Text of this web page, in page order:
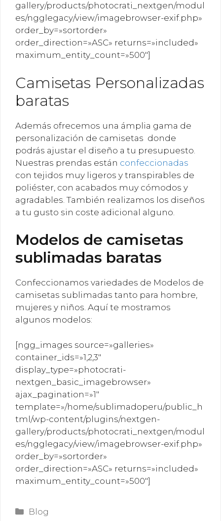
gallery/products/photocrati_nextgen/modul
es/ngglegacy/view/imagebrowser-exif.php»
order_by=»sortorder»
order_direction=»ASC» returns=»included»
maximum_entity_count=»500″]
Camisetas Personalizadas
baratas
Además ofrecemos una ámplia gama de
personalización de camisetas donde
podrás ajustar el diseño a tu presupuesto.
Nuestras prendas están confeccionadas
con tejidos muy ligeros y transpirables de
poliéster, con acabados muy cómodos y
agradables. También realizamos los diseños
a tu gusto sin coste adicional alguno.
Modelos de camisetas
sublimadas baratas
Confeccionamos variedades de Modelos de
camisetas sublimadas tanto para hombre,
mujeres y niños. Aquí te mostramos
algunos modelos:
[ngg_images source=»galleries»
container_ids=»1,2,3″
display_type=»photocrati-
nextgen_basic_imagebrowser»
ajax_pagination=»1″
template=»/home/sublimadoperu/public_h
tml/wp-content/plugins/nextgen-
gallery/products/photocrati_nextgen/modul
es/ngglegacy/view/imagebrowser-exif.php»
order_by=»sortorder»
order_direction=»ASC» returns=»included»
maximum_entity_count=»500″]
Categorías
Blog